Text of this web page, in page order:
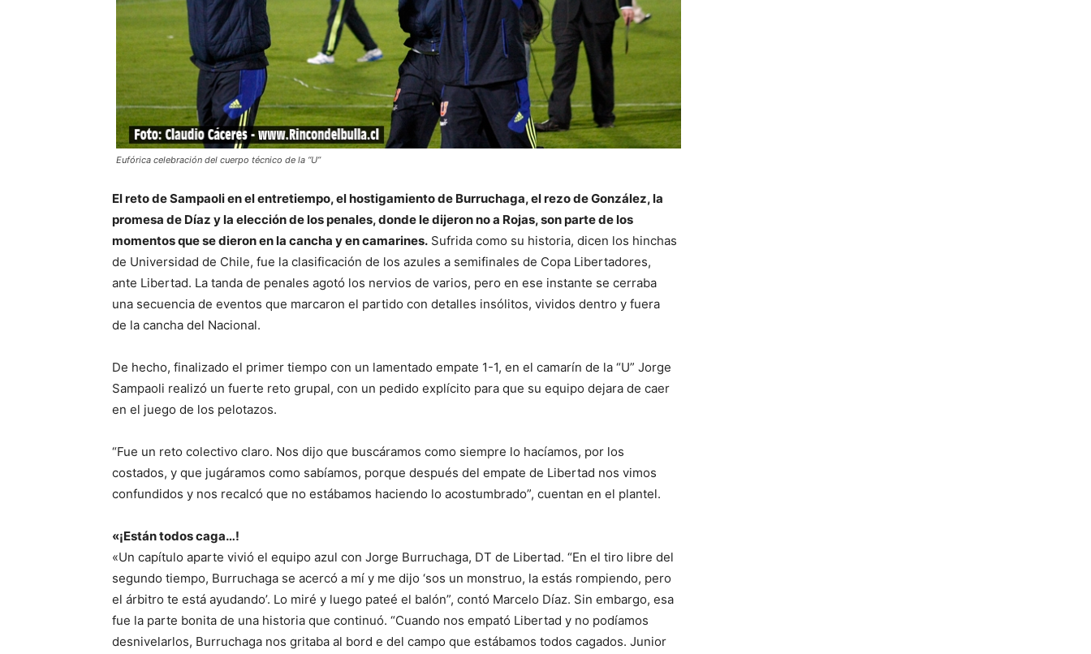
Eufórica celebración del cuerpo técnico de la “U”
El reto de Sampaoli en el entretiempo, el hostigamiento de Burruchaga, el rezo de González, la
promesa de Díaz y la elección de los penales, donde le dijeron no a Rojas, son parte de los
momentos que se dieron en la cancha y en camarines. Sufrida como su historia, dicen los hinchas
de Universidad de Chile, fue la clasificación de los azules a semifinales de Copa Libertadores,
ante Libertad. La tanda de penales agotó los nervios de varios, pero en ese instante se cerraba
una secuencia de eventos que marcaron el partido con detalles insólitos, vividos dentro y fuera
de la cancha del Nacional.
De hecho, finalizado el primer tiempo con un lamentado empate 1-1, en el camarín de la “U” Jorge
Sampaoli realizó un fuerte reto grupal, con un pedido explícito para que su equipo dejara de caer
en el juego de los pelotazos.
“Fue un reto colectivo claro. Nos dijo que buscáramos como siempre lo hacíamos, por los
costados, y que jugáramos como sabíamos, porque después del empate de Libertad nos vimos
confundidos y nos recalcó que no estábamos haciendo lo acostumbrado”, cuentan en el plantel.
«¡Están todos caga…!
«Un capítulo aparte vivió el equipo azul con Jorge Burruchaga, DT de Libertad. “En el tiro libre del
segundo tiempo, Burruchaga se acercó a mí y me dijo ‘sos un monstruo, la estás rompiendo, pero
el árbitro te está ayudando’. Lo miré y luego pateé el balón”, contó Marcelo Díaz. Sin embargo, esa
fue la parte bonita de una historia que continuó. “Cuando nos empató Libertad y no podíamos
desnivelarlos, Burruchaga nos gritaba al bord e del campo que estábamos todos cagados. Junior